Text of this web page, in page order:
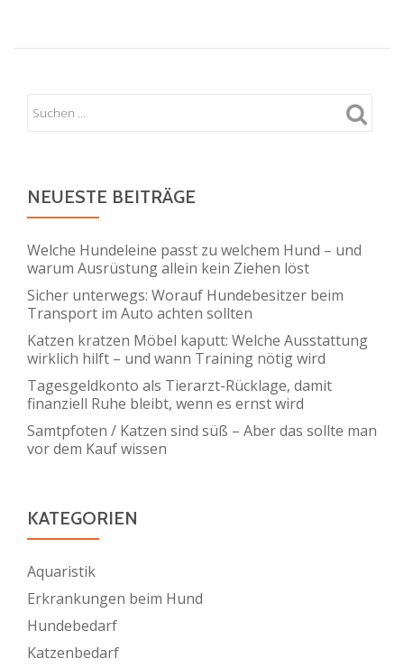
selber
NEUESTE BEITRÄGE
Welche Hundeleine passt zu welchem Hund – und
warum Ausrüstung allein kein Ziehen löst
Sicher unterwegs: Worauf Hundebesitzer beim
Transport im Auto achten sollten
Katzen kratzen Möbel kaputt: Welche Ausstattung
wirklich hilft – und wann Training nötig wird
Tagesgeldkonto als Tierarzt-Rücklage, damit
finanziell Ruhe bleibt, wenn es ernst wird
Samtpfoten / Katzen sind süß – Aber das sollte man
vor dem Kauf wissen
KATEGORIEN
Aquaristik
Erkrankungen beim Hund
Hundebedarf
Katzenbedarf